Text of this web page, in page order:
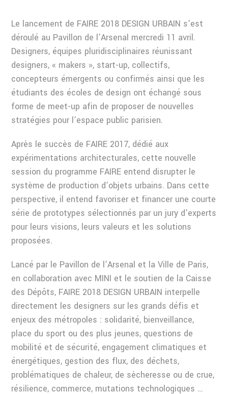
Le lancement de FAIRE 2018 DESIGN URBAIN s’est
déroulé au Pavillon de l’Arsenal mercredi 11 avril.
Designers, équipes pluridisciplinaires réunissant
designers, « makers », start-up, collectifs,
concepteurs émergents ou confirmés ainsi que les
étudiants des écoles de design ont échangé sous
forme de meet-up afin de proposer de nouvelles
stratégies pour l’espace public parisien.
Après le succès de FAIRE 2017, dédié aux
expérimentations architecturales, cette nouvelle
session du programme FAIRE entend disrupter le
système de production d’objets urbains. Dans cette
perspective, il entend favoriser et financer une courte
série de prototypes sélectionnés par un jury d’experts
pour leurs visions, leurs valeurs et les solutions
proposées.
Lancé par le Pavillon de l’Arsenal et la Ville de Paris,
en collaboration avec MINI et le soutien de la Caisse
des Dépôts, FAIRE 2018 DESIGN URBAIN interpelle
directement les designers sur les grands défis et
enjeux des métropoles : solidarité, bienveillance,
place du sport ou des plus jeunes, questions de
mobilité et de sécurité, engagement climatiques et
énergétiques, gestion des flux, des déchets,
problématiques de chaleur, de sècheresse ou de crue,
résilience, commerce, mutations technologiques …